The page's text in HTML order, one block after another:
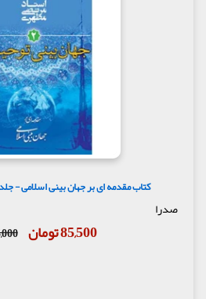
کتاب مقدمه ای بر جهان بینی اسلامی -
صدرا
85,500 تومان